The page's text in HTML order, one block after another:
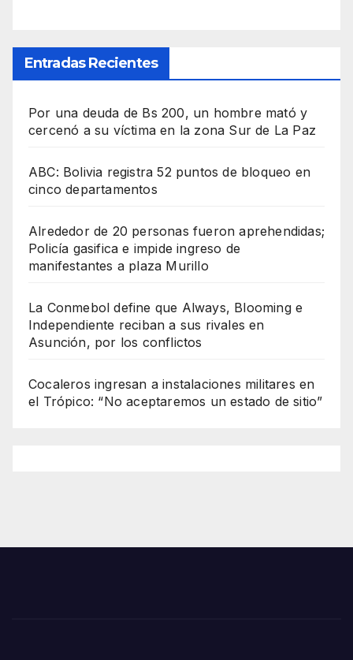
Entradas Recientes
Por una deuda de Bs 200, un hombre mató y
cercenó a su víctima en la zona Sur de La Paz
ABC: Bolivia registra 52 puntos de bloqueo en
cinco departamentos
Alrededor de 20 personas fueron aprehendidas;
Policía gasifica e impide ingreso de
manifestantes a plaza Murillo
La Conmebol define que Always, Blooming e
Independiente reciban a sus rivales en
Asunción, por los conflictos
Cocaleros ingresan a instalaciones militares en
el Trópico: “No aceptaremos un estado de sitio”